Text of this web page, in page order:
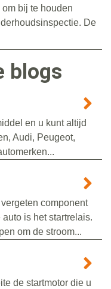
bij te houden
De
blogs
en u kunt altijd
Audi, Peugeot,
component
is het startrelais.
om de stroom...
de startmotor die u